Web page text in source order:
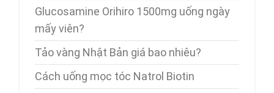
Glucosamine Orihiro 1500mg uống ngày
mấy viên?
Tảo vàng Nhật Bản giá bao nhiêu?
Cách uống mọc tóc Natrol Biotin